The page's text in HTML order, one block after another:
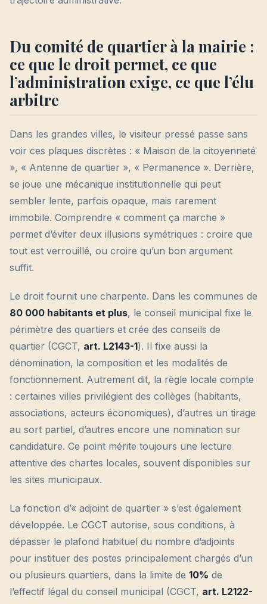
Du comité de quartier à la mairie :
ce que le droit permet, ce que
l’administration exige, ce que l’élu
arbitre
Dans les grandes villes, le visiteur pressé passe sans
voir ces plaques discrètes : « Maison de la citoyenneté
», « Antenne de quartier », « Permanence ». Derrière,
se joue une mécanique institutionnelle qui peut
sembler lente, parfois opaque, mais rarement
immobile. Comprendre « comment ça marche »
permet d’éviter deux illusions symétriques : croire que
tout est verrouillé, ou croire qu’un bon argument
suffit.
Le droit fournit une charpente. Dans les communes de
80 000 habitants et plus, le conseil municipal fixe le
périmètre des quartiers et crée des conseils de
quartier (CGCT, art. L2143-1). Il fixe aussi la
dénomination, la composition et les modalités de
fonctionnement. Autrement dit, la règle locale compte
: certaines villes privilégient des collèges (habitants,
associations, acteurs économiques), d’autres un tirage
au sort partiel, d’autres encore une nomination sur
candidature. Ce point mérite toujours une lecture
attentive des chartes locales, souvent disponibles sur
les sites municipaux.
La fonction d’« adjoint de quartier » s’est également
développée. Le CGCT autorise, sous conditions, à
dépasser le plafond habituel du nombre d’adjoints
pour instituer des postes principalement chargés d’un
ou plusieurs quartiers, dans la limite de 10% de
l’effectif légal du conseil municipal (CGCT, art. L2122-